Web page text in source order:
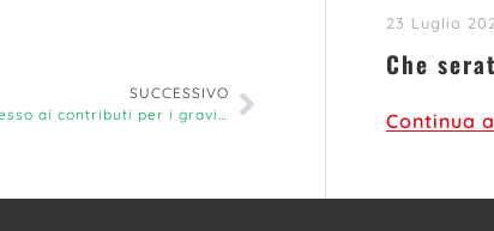
SUCCESSIVO
I nuovi criteri di accesso ai contributi per i gravissimi
23 Luglio
Che
Continua